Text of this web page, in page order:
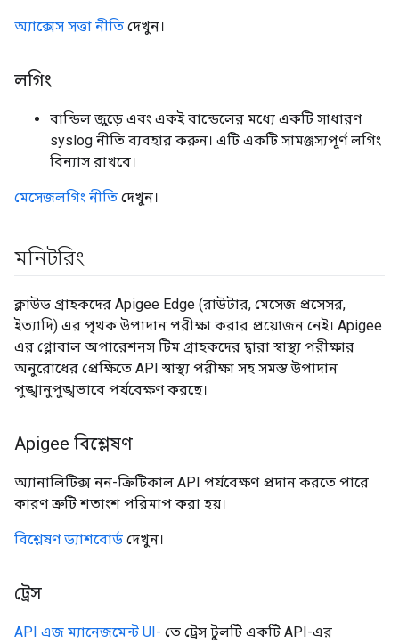
অ্যাক্সেস সত্তা নীতি দেখুন।
লগিং
বান্ডিল জুড়ে এবং একই বান্ডেলের মধ্যে একটি সাধারণ
syslog নীতি ব্যবহার করুন। এটি একটি সামঞ্জস্যপূর্ণ লগিং
বিন্যাস রাখবে।
মেসেজলগিং নীতি দেখুন।
মনিটরিং
ক্লাউড গ্রাহকদের Apigee Edge (রাউটার, মেসেজ প্রসেসর,
ইত্যাদি) এর পৃথক উপাদান পরীক্ষা করার প্রয়োজন নেই। Apigee
এর গ্লোবাল অপারেশনস টিম গ্রাহকদের দ্বারা স্বাস্থ্য পরীক্ষার
অনুরোধের প্রেক্ষিতে API স্বাস্থ্য পরীক্ষা সহ সমস্ত উপাদান
পুঙ্খানুপুঙ্খভাবে পর্যবেক্ষণ করছে।
Apigee বিশ্লেষণ
অ্যানালিটিক্স নন-ক্রিটিকাল API পর্যবেক্ষণ প্রদান করতে পারে
কারণ ত্রুটি শতাংশ পরিমাপ করা হয়।
বিশ্লেষণ ড্যাশবোর্ড দেখুন।
ট্রেস
API এজ ম্যানেজমেন্ট UI- তে ট্রেস টুলটি একটি API-এর